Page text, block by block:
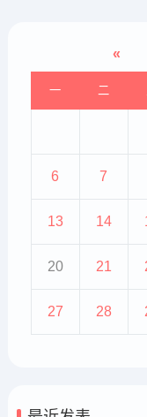
«
一 二
6 7
13 14
20 21
27 28